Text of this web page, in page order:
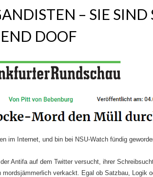
– SIE SIND
DOOF
im Internet, und bin bei NSU-Watch fündig
Antifa auf dem Twitter versucht, ihrer
mordsjämmerlich verkackt. Egal ob Satzbau, Logik